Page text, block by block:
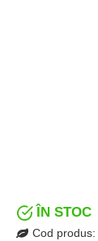
ÎN STOC
Cod produs: